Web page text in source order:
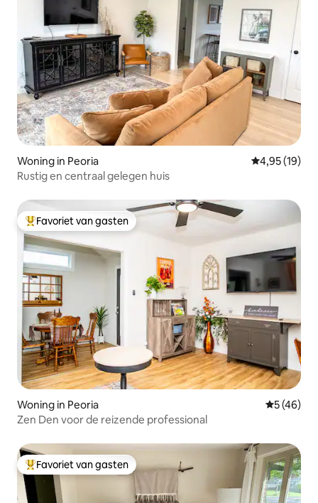
Woning in Peoria Gemiddelde
4,95 (19)
Rustig en centraal gelegen huis
Topfavoriet van gasten
Favoriet van gasten
Woning in Peoria
5 (46)
Zen Den voor de reizende professional
Topfavoriet van gasten
Favoriet van gasten